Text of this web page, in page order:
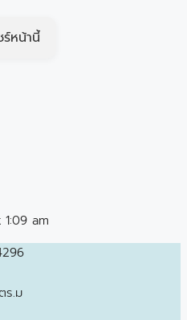
ร์หน้านี้
am
ร.ม